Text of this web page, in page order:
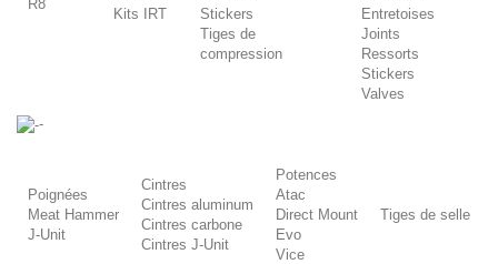
R8
Kits IRT
Stickers
Tiges de
compression
Entretoises
Joints
Ressorts
Stickers
Valves
-
Poignées
Meat Hammer
J-Unit
Cintres
Cintres aluminum
Cintres carbone
Cintres J-Unit
Potences
Atac
Direct Mount
Evo
Vice
Tiges de selle